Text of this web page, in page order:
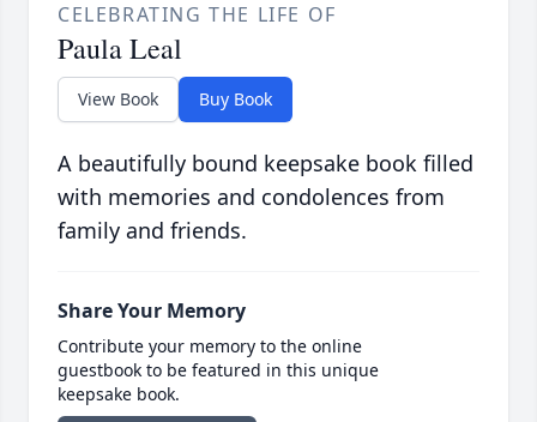
CELEBRATING THE LIFE OF
Paula Leal
View Book Buy Book
A beautifully bound keepsake book filled
with memories and condolences from
family and friends.
Share Your Memory
Contribute your memory to the online
guestbook to be featured in this unique
keepsake book.